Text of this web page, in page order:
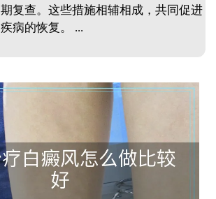
期复查。这些措施相辅相成，共同促进
疾病的恢复。 ...